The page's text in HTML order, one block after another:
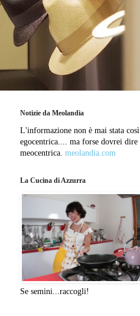
Notizie da Meolandia
L'informazione non è mai stata così
egocentrica.... ma forse dovrei dire
meocentrica. meolandia.com
La Cucina di Azzurra
Se semini...raccogli!